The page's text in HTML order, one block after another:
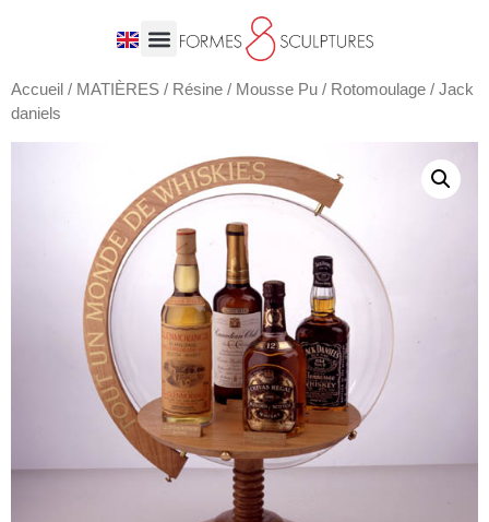
Accueil / MATIÈRES / Résine / Mousse Pu / Rotomoulage / Jack
daniels